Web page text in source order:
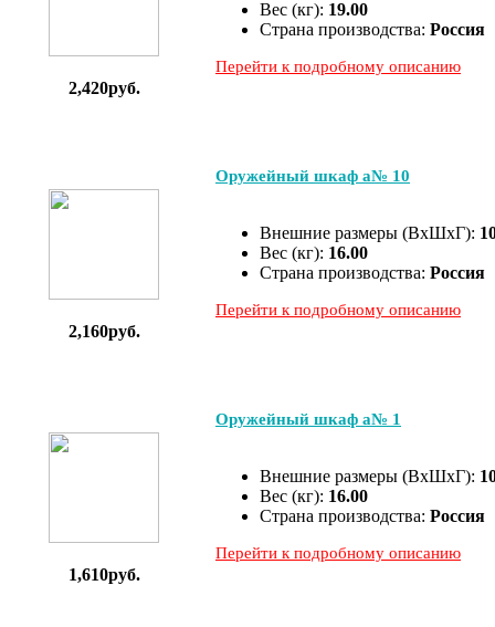
2,420руб.
Вес (кг): 19.00
Страна производства: Россия
Перейти к подробному описанию
2,160руб.
Оружейный шкаф а№ 10
Внешние размеры (ВхШхГ):
Вес (кг): 16.00
Страна производства: Россия
Перейти к подробному описанию
1,610руб.
Оружейный шкаф а№ 1
Внешние размеры (ВхШхГ):
Вес (кг): 16.00
Страна производства: Россия
Перейти к подробному описанию